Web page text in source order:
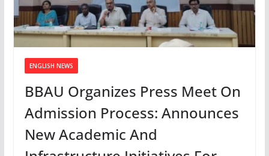
ENGLISH NEWS
BBAU Organizes Press Meet On
Admission Process: Announces
New Academic And